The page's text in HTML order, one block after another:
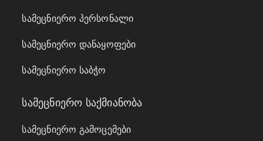
სამეცნიერო პერსონალი
სამეცნიერო დანაყოფები
სამეცნიერო საბჭო
სამეცნიერო საქმიანობა
სამეცნიერო გამოცემები